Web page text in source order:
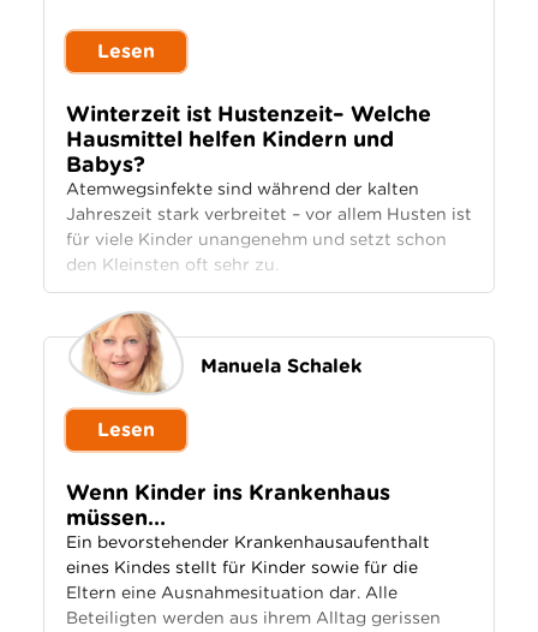
Lesen
Winterzeit ist Hustenzeit– Welche
Hausmittel helfen Kindern und
Babys?
Atemwegsinfekte sind während der kalten
Jahreszeit stark verbreitet – vor allem Husten ist
für viele Kinder unangenehm und setzt schon
den Kleinsten oft sehr zu.
Manuela Schalek
Lesen
Wenn Kinder ins Krankenhaus
müssen…
Ein bevorstehender Krankenhausaufenthalt
eines Kindes stellt für Kinder sowie für die
Eltern eine Ausnahmesituation dar. Alle
Beteiligten werden aus ihrem Alltag gerissen